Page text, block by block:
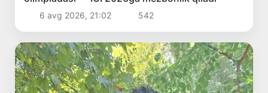
6 avg 2026, 21:02 542